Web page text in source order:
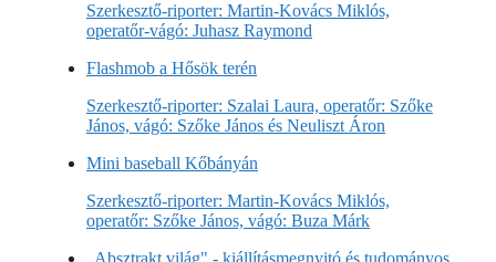
Szerkesztő-riporter: Martin-Kovács Miklós,
operatőr-vágó: Juhasz Raymond
Flashmob a Hősök terén
Szerkesztő-riporter: Szalai Laura, operatőr: Szőke
János, vágó: Szőke János és Neuliszt Áron
Mini baseball Kőbányán
Szerkesztő-riporter: Martin-Kovács Miklós,
operatőr: Szőke János, vágó: Buza Márk
„Absztrakt világ" - kiállításmegnyitó és tudományos